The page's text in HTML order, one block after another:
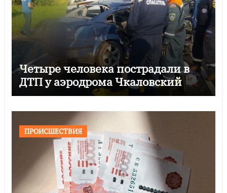
Четыре человека пострадали в
ДТП у аэродрома Чкаловский
ПРОИСШЕСТВИЯ